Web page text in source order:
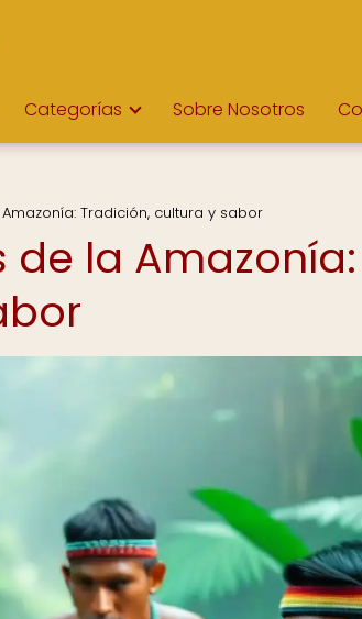
Categorías Sobre Nosotros
Tradición, cultura y sabor
la Amazonía: